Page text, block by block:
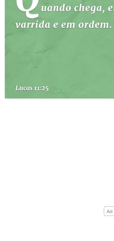
ESTUDOS BÍBLICOS
ESBOÇOS DE PREGAÇÃO
PERGUNTE À BÍBLIA